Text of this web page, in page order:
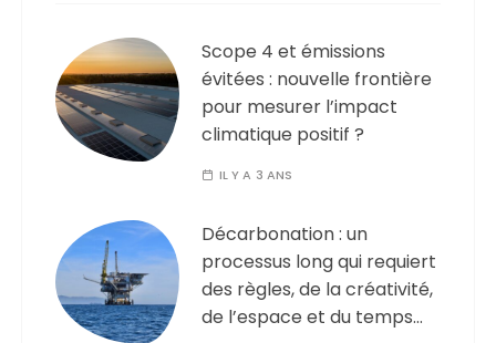
Scope 4 et émissions
évitées : nouvelle frontière
pour mesurer l’impact
climatique positif ?
IL Y A 3 ANS
Décarbonation : un
processus long qui requiert
des règles, de la créativité,
de l’espace et du temps…